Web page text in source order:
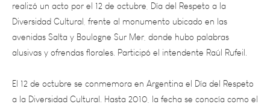
avenidas Salta y Boulogne Sur Mer, donde hubo palabras
alusivas y ofrendas florales. Participó el intendente Raúl Rufeil.
El 12 de octubre se conmemora en Argentina el Día del Respeto
a la Diversidad Cultural. Hasta 2010, la fecha se conocía como el
Día de La Raza, en referencia al hecho histórico de la llegada